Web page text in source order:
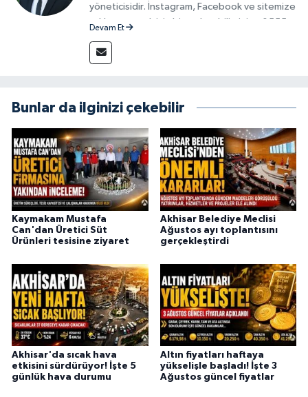
yöneticisidir. İnstagram, Facebook ve sitemize
reklam vermek için bize ulaşabilirsiniz - 0555
Devam Et
Bunlar da ilginizi çekebilir
Kaymakam Mustafa
Can'dan Üretici Süt
Ürünleri tesisine ziyaret
Akhisar Belediye Meclisi
Ağustos ayı toplantısını
gerçekleştirdi
Akhisar'da sıcak hava
etkisini sürdürüyor! İşte 5
günlük hava durumu
Altın fiyatları haftaya
yükselişle başladı! İşte 3
Ağustos güncel fiyatlar